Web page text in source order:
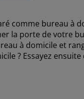
comme bureau à
la porte de votre
à domicile et
? Essayez